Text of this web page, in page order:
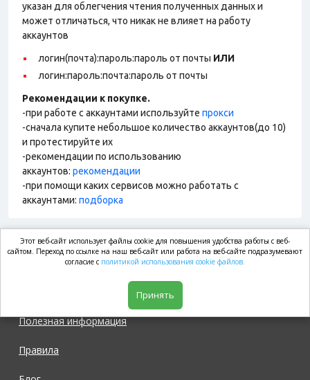
указан для облегчения чтения полученных данных и
может отличаться, что никак не влияет на работу
аккаунтов
логин(почта):пароль:пароль от почты ИЛИ
логин:пароль:почта:пароль от почты
Рекомендации к покупке.
-при работе с аккаунтами используйте прокси
-сначала купите небольшое количество аккаунтов(до 10)
и протестируйте их
-рекомендации по использованию
аккаунтов: рекомендации
-при помощи каких сервисов можно работать с
аккаунтами: подборка
market.com
Полезная информация
Правила
Этот веб-сайт использует файлы cookie для повышения удобства работы с веб-
сайтом. Переход по ссылке на наш веб-сайт или работа на веб-сайте подразумевают
согласие с политикой использования cookie файлов.
Принять